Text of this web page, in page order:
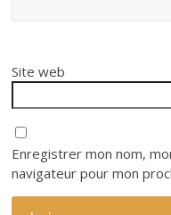
Site web
Enregistrer mon nom,
navigateur pour mon